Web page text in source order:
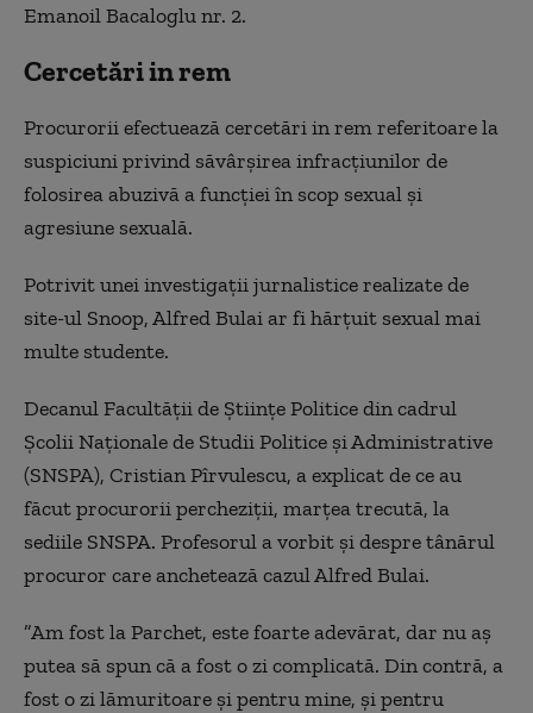
Emanoil Bacaloglu nr. 2.
Cercetări in rem
Procurorii efectuează cercetări in rem referitoare la
suspiciuni privind săvârşirea infracţiunilor de
folosirea abuzivă a funcţiei în scop sexual şi
agresiune sexuală.
Potrivit unei investigaţii jurnalistice realizate de
site-ul Snoop, Alfred Bulai ar fi hărţuit sexual mai
multe studente.
Decanul Facultăţii de Ştiinţe Politice din cadrul
Şcolii Naţionale de Studii Politice şi Administrative
(SNSPA), Cristian Pîrvulescu, a explicat de ce au
făcut procurorii percheziţii, marţea trecută, la
sediile SNSPA. Profesorul a vorbit şi despre tânărul
procuror care anchetează cazul Alfred Bulai.
”Am fost la Parchet, este foarte adevărat, dar nu aş
putea să spun că a fost o zi complicată. Din contră, a
fost o zi lămuritoare şi pentru mine, şi pentru